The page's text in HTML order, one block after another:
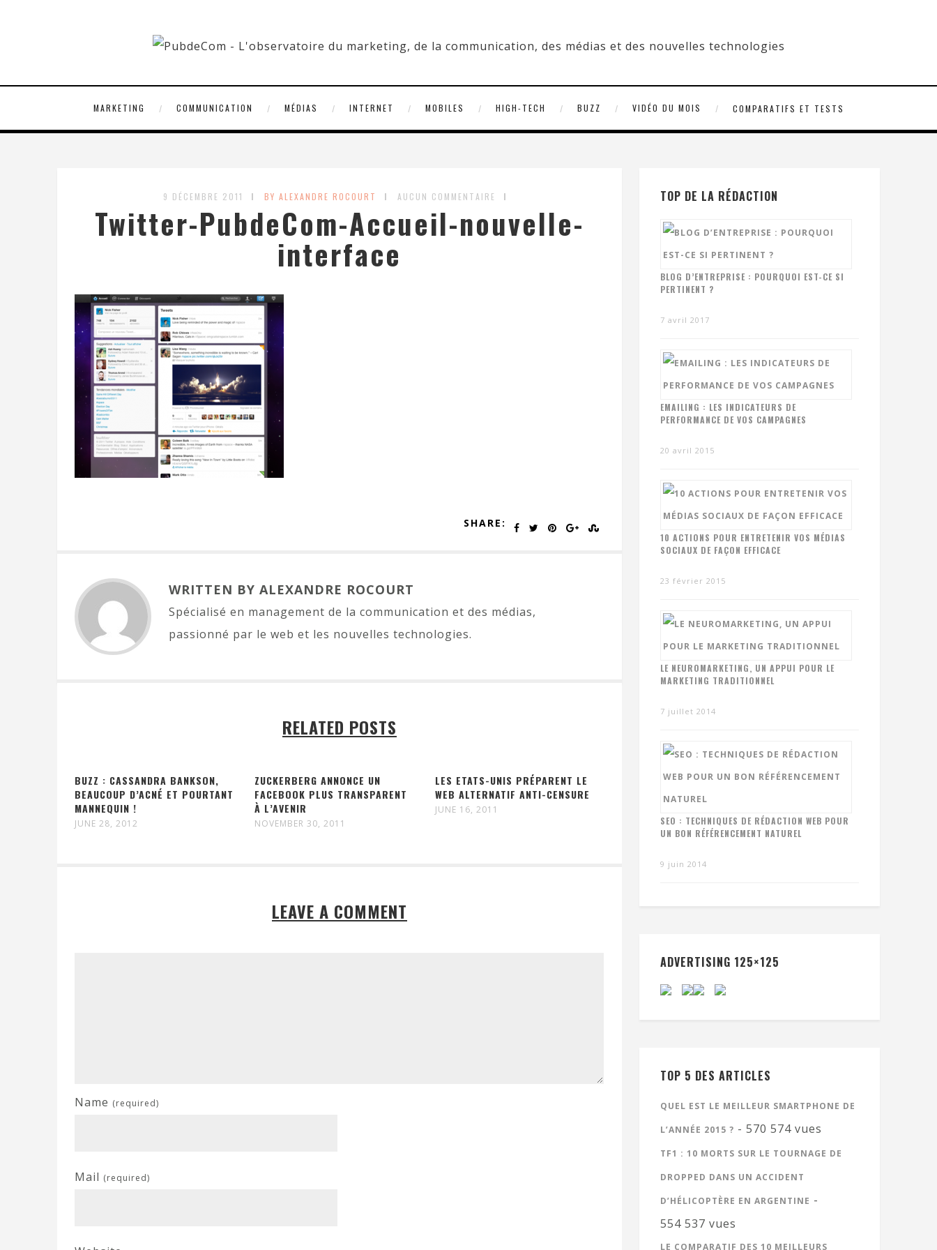
MARKETING COMMUNICATION MÉDIAS INTERNET MOBILES HIGH-TECH BUZZ VIDÉO DU MOIS COMPARATIFS ET TESTS
9 DÉCEMBRE 2011 BY ALEXANDRE ROCOURT AUCUN COMMENTAIRE
Twitter-PubdeCom-Accueil-nouvelle-
interface
SHARE:
WRITTEN BY ALEXANDRE ROCOURT
Spécialisé en management de la communication et des médias,
passionné par le web et les nouvelles technologies.
RELATED POSTS
BUZZ : CASSANDRA BANKSON,
BEAUCOUP D’ACNÉ ET POURTANT
MANNEQUIN !
JUNE 28, 2012
ZUCKERBERG ANNONCE UN
FACEBOOK PLUS TRANSPARENT
À L’AVENIR
NOVEMBER 30, 2011
LES ETATS-UNIS PRÉPARENT LE
WEB ALTERNATIF ANTI-CENSURE
JUNE 16, 2011
LEAVE A COMMENT
Name (required)
Mail (required)
TOP DE LA RÉDACTION
BLOG D’ENTREPRISE : POURQUOI EST-CE SI
PERTINENT ?
7 avril 2017
EMAILING : LES INDICATEURS DE
PERFORMANCE DE VOS CAMPAGNES
20 avril 2015
10 ACTIONS POUR ENTRETENIR VOS MÉDIAS
SOCIAUX DE FAÇON EFFICACE
23 février 2015
LE NEUROMARKETING, UN APPUI POUR LE
MARKETING TRADITIONNEL
7 juillet 2014
SEO : TECHNIQUES DE RÉDACTION WEB POUR
UN BON RÉFÉRENCEMENT NATUREL
9 juin 2014
ADVERTISING 125×125
TOP 5 DES ARTICLES
QUEL EST LE MEILLEUR SMARTPHONE DE
L’ANNÉE 2015 ? - 570 574 vues
TF1 : 10 MORTS SUR LE TOURNAGE DE
DROPPED DANS UN ACCIDENT
D’HÉLICOPTÈRE EN ARGENTINE -
554 537 vues
LE COMPARATIF DES 10 MEILLEURS